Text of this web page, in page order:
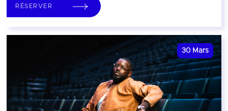
RÉSERVER
30 Mars